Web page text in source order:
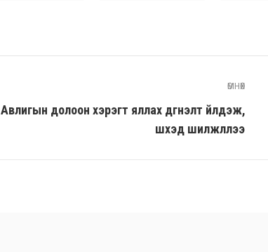
ӨМНӨХ
Авлигын долоон хэрэгт яллах дүгнэлт үйлдэж,
шүүхэд шилжүүллээ